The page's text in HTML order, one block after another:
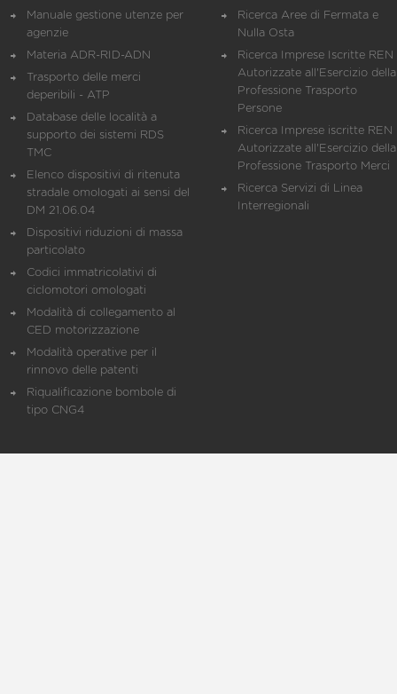
Manuale gestione utenze per
agenzie
Materia ADR-RID-ADN
Trasporto delle merci
deperibili - ATP
Database delle località a
supporto dei sistemi RDS
TMC
Elenco dispositivi di ritenuta
stradale omologati ai sensi del
DM 21.06.04
Dispositivi riduzioni di massa
particolato
Codici immatricolativi di
ciclomotori omologati
Modalità di collegamento al
CED motorizzazione
Modalità operative per il
rinnovo delle patenti
Riqualificazione bombole di
tipo CNG4
Ricerca Aree di Fermata e
Nulla Osta
Ricerca Imprese Iscritte REN
Autorizzate all'Esercizio della
Professione Trasporto
Persone
Ricerca Imprese iscritte REN
Autorizzate all'Esercizio della
Professione Trasporto Merci
Ricerca Servizi di Linea
Interregionali